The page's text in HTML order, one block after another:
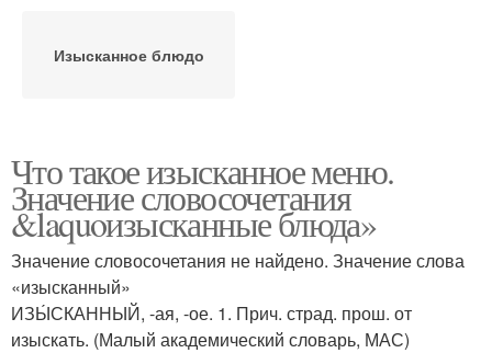
Изысканное блюдо
Что такое изысканное меню.
Значение словосочетания
&laquoизысканные блюда»
Значение словосочетания не найдено. Значение слова
«изысканный»
ИЗЫ́СКАННЫЙ, -ая, -ое. 1. Прич. страд. прош. от
изыскать. (Малый академический словарь, МАС)